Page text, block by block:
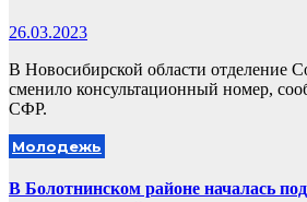
26.03.2023
В Новосибирской области отделение
сменило консультационный номер,
СФР.
Молодежь
В Болотнинском районе началась